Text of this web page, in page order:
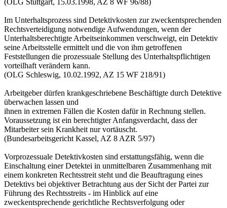
(OLG Stuttgart, 15.03.1998, AZ 8 WF 96/88)
Im Unterhaltsprozess sind Detektivkosten zur zweckentsprechenden
Rechtsverteidigung notwendige Aufwendungen, wenn der
Unterhaltsberechtigte Arbeitseinkommen verschweigt, ein Detektiv
seine Arbeitsstelle ermittelt und die von ihm getroffenen
Feststellungen die prozessuale Stellung des Unterhaltspflichtigen
vorteilhaft verändern kann.
(OLG Schleswig, 10.02.1992, AZ 15 WF 218/91)
Arbeitgeber dürfen krankgeschriebene Beschäftigte durch Detektive
überwachen lassen und
ihnen in extremen Fällen die Kosten dafür in Rechnung stellen.
Voraussetzung ist ein berechtigter Anfangsverdacht, dass der
Mitarbeiter sein Krankheit nur vortäuscht.
(Bundesarbeitsgericht Kassel, AZ 8 AZR 5/97)
Vorprozessuale Detektivkosten sind erstattungsfähig, wenn die
Einschaltung einer Detektei in unmittelbaren Zusammenhang mit
einem konkreten Rechtsstreit steht und die Beauftragung eines
Detektivs bei objektiver Betrachtung aus der Sicht der Partei zur
Führung des Rechtsstreits - im Hinblick auf eine
zweckentsprechende gerichtliche Rechtsverfolgung oder